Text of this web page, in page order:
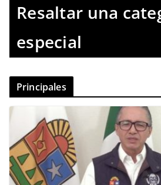
Resaltar una
especial
Principales